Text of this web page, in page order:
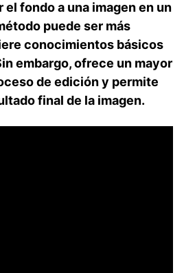
el fondo a una imagen en un
puede ser más
conocimientos básicos
embargo, ofrece un mayor
de edición y permite
final de la imagen.